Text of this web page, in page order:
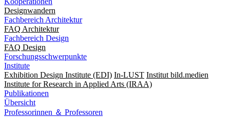
Designwandern
Fachbereich Architektur
FAQ Architektur
Fachbereich Design
FAQ Design
Forschungsschwerpunkte
Institute
Exhibition Design Institute (EDI) In-LUST Institut bild.medien
Institute for Research in Applied Arts (IRAA)
Publikationen
Übersicht
Professorinnen ＆ Professoren